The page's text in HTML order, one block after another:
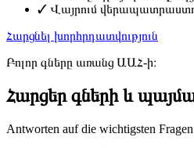
✓ Վայրում
Հարցնել խորհրդատվություն
Բոլոր գները առանց ԱԱՀ-ի։
Հարցեր գների և
Antworten auf die wichtigsten